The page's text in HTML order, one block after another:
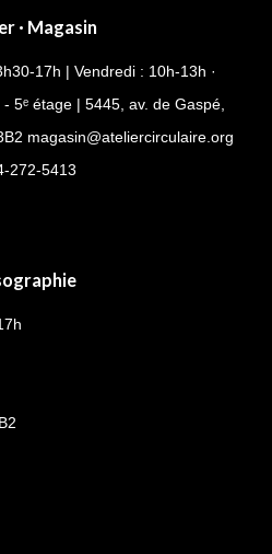
· Magasin
17h | Vendredi : 10h-13h ·
5ᵉ étage | 5445, av. de Gaspé,
magasin@ateliercirculaire.org
272-5413